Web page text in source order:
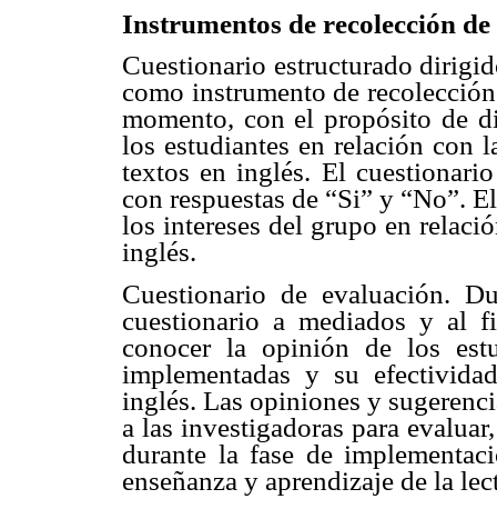
Instrumentos de recolección de
Cuestionario estructurado
como instrumento de
momento, con el propósito de
los estudiantes en relación con
textos en inglés. El
con respuestas de “Si” y “No”.
los intereses del grupo en
inglés.
Cuestionario de evaluación.
cuestionario a mediados y al
conocer la opinión de los
implementadas y su
inglés. Las opiniones y
a las investigadoras para
durante la fase de
enseñanza y aprendizaje de la